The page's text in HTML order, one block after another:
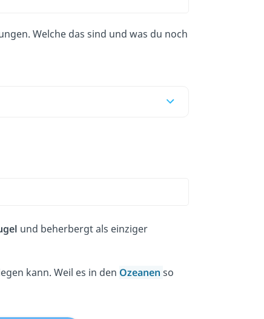
Welche das sind und was du noch
und beherbergt als einziger
kann. Weil es in den Ozeanen so